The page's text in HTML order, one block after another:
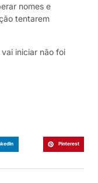
nomes e
tentarem
iniciar não foi
Pinterest